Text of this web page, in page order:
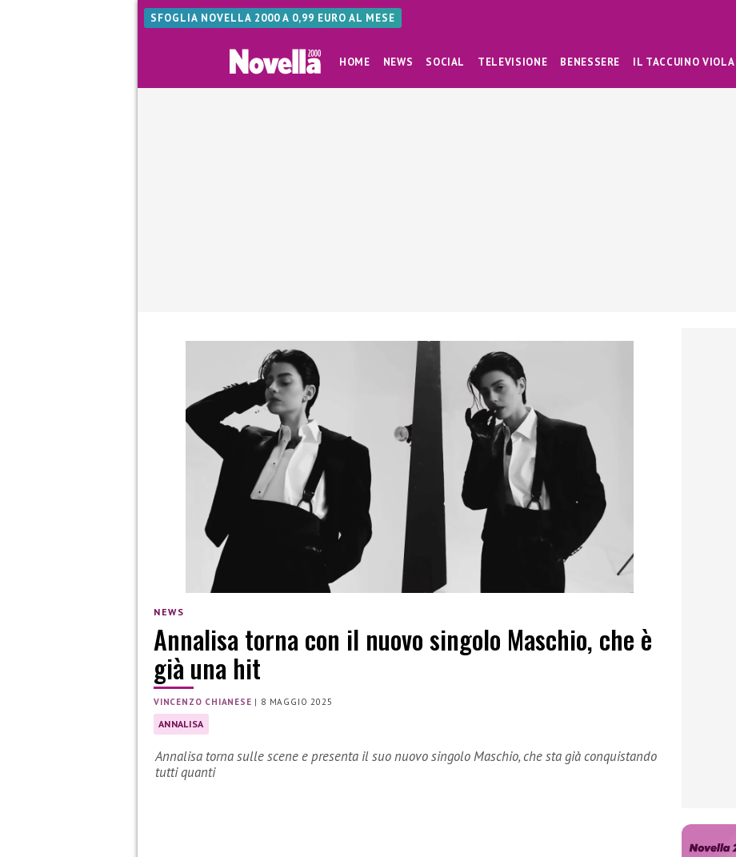
SFOGLIA NOVELLA 2000 A 0,99 EURO AL MESE
HOME NEWS SOCIAL TELEVISIONE BENESSERE IL TACCUINO VIOLA
NEWS
Annalisa torna con il nuovo singolo Maschio, che è
già una hit
VINCENZO CHIANESE | 8 MAGGIO 2025
ANNALISA
Annalisa torna sulle scene e presenta il suo nuovo singolo Maschio, che sta già conquistando
tutti quanti